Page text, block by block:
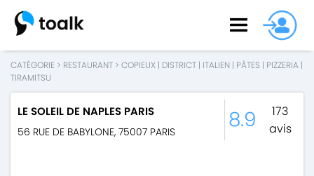
CATÉGORIE > RESTAURANT > COPIEUX | DISTRICT | ITALIEN | PÂTES | PIZZERIA |
TIRAMITSU
LE SOLEIL DE NAPLES PARIS
56 RUE DE BABYLONE, 75007 PARIS 8.9
173
avis